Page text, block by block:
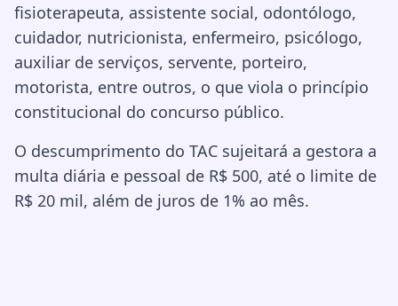
fisioterapeuta, assistente social, odontólogo,
cuidador, nutricionista, enfermeiro, psicólogo,
auxiliar de serviços, servente, porteiro,
motorista, entre outros, o que viola o princípio
constitucional do concurso público.
O descumprimento do TAC sujeitará a gestora a
multa diária e pessoal de R$ 500, até o limite de
R$ 20 mil, além de juros de 1% ao mês.